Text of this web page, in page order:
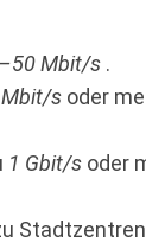
Mbit/s .
s oder
1 Gbit/s oder